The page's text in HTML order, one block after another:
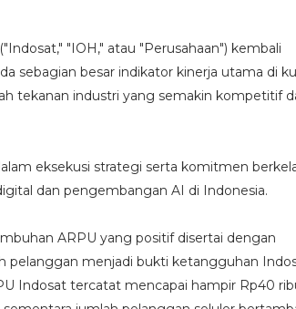
"IOH," atau "Perusahaan") kembali
sebagian besar indikator kinerja utama di
tekanan industri yang semakin kompetitif
eksekusi strategi serta komitmen
dan pengembangan AI di Indonesia.
ARPU yang positif disertai dengan
pelanggan menjadi bukti ketangguhan
Indosat tercatat mencapai hampir Rp40